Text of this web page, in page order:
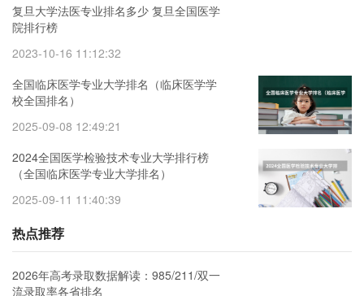
复旦大学法医专业排名多少 复旦全国医学
院排行榜
2023-10-16 11:12:32
全国临床医学专业大学排名（临床医学学
校全国排名）
2025-09-08 12:49:21
2024全国医学检验技术专业大学排行榜
（全国临床医学专业大学排名）
2025-09-11 11:40:39
热点推荐
2026年高考录取数据解读：985/211/双一
流录取率各省排名